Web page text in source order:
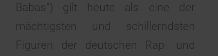
Babas“) gilt heute als eine der
mächtigsten und schillerndsten
Figuren der deutschen Rap- und